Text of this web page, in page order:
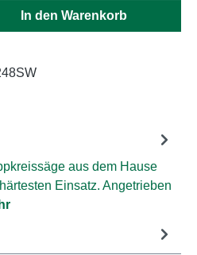
den gewünschten
In den Warenkorb
aus dem Hause
Einsatz. Angetrieben